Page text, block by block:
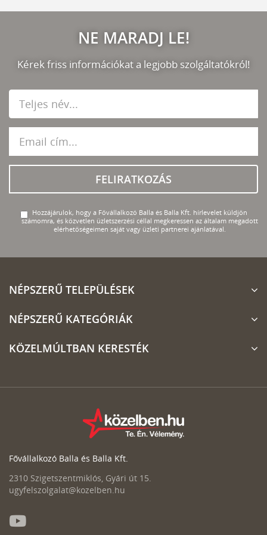
NE MARADJ LE!
Kérek friss információkat a legjobb szolgáltatókról!
FELIRATKOZÁS
Hozzájárulok, hogy a Fővállalkozó Balla és Balla Kft. hírlevelet küldjön
számomra, és közvetlen üzletszerzési céllal megkeressen az általam megadott
elérhetőségeimen saját vagy üzleti partnerei ajánlatával.
NÉPSZERŰ TELEPÜLÉSEK
NÉPSZERŰ KATEGÓRIÁK
KÖZELMÚLTBAN KERESTÉK
Fővállalkozó Balla és Balla Kft.
2310 Szigetszentmiklós, Gyári út 15.
ugyfelszolgalat@kozelben.hu